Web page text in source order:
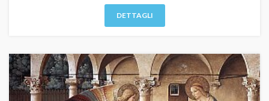
DETTAGLI